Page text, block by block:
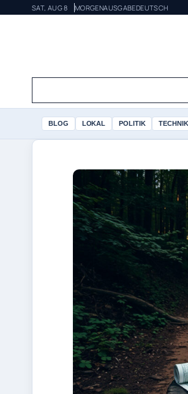
SAT, AUG 8 MORGENAUSGABEDEUTSCH
BLOG LOKAL POLITIK TECHNIK